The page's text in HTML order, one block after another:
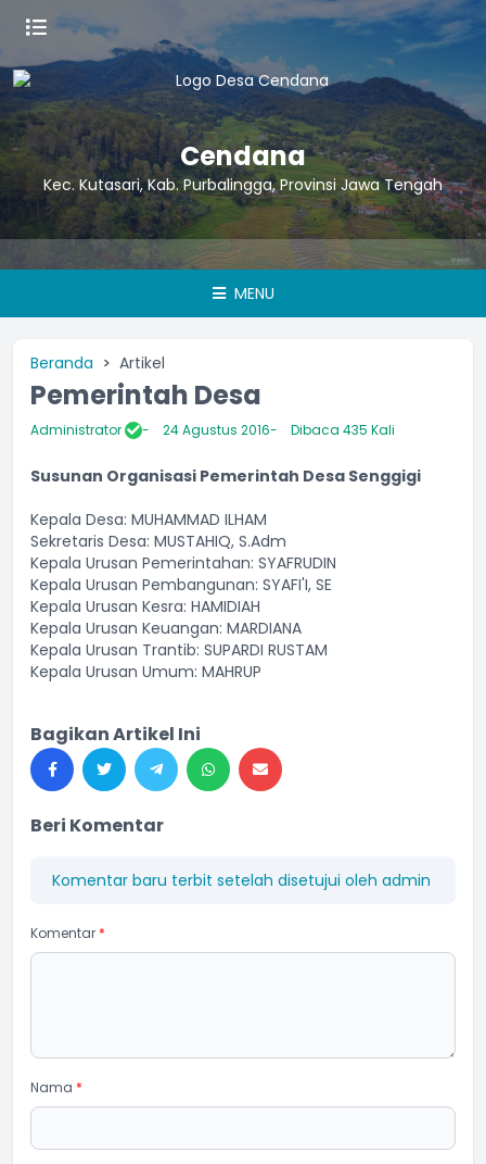
Cendana
Kec. Kutasari, Kab. Purbalingga, Provinsi Jawa Tengah
Ini
MENU
Beranda Artikel
Pemerintah Desa
Administrator 24 Agustus 2016 Dibaca 435 Kali
Susunan Organisasi Pemerintah Desa Senggigi
Kepala Desa: MUHAMMAD ILHAM
Sekretaris Desa: MUSTAHIQ, S.Adm
Kepala Urusan Pemerintahan: SYAFRUDIN
Kepala Urusan Pembangunan: SYAFI'I, SE
Kepala Urusan Kesra: HAMIDIAH
Kepala Urusan Keuangan: MARDIANA
Kepala Urusan Trantib: SUPARDI RUSTAM
Kepala Urusan Umum: MAHRUP
Bagikan Artikel Ini
Beri Komentar
Komentar baru terbit setelah disetujui oleh admin
Komentar *
Nama *